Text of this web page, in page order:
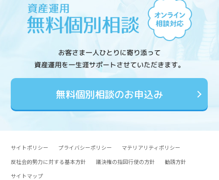
お客さま一人ひとりに寄り添って
資産運用を一生涯サポートさせていただきます。
無料個別相談のお申込み
サイトポリシー プライバシーポリシー
マテリアリティポリシー
反社会的勢力に対する基本方針
議決権の指図行使の方針
勧誘方針
サイトマップ